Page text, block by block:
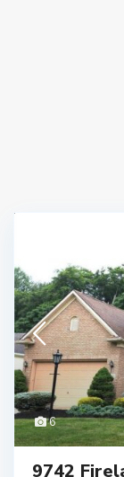
6
9742